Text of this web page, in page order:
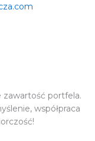
zawartość portfela.
współpraca